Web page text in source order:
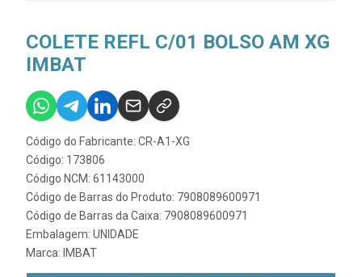
COLETE REFL C/01 BOLSO AM XG
IMBAT
Código do Fabricante: CR-A1-XG
Código: 173806
Código NCM: 61143000
Código de Barras do Produto: 7908089600971
Código de Barras da Caixa: 7908089600971
Embalagem: UNIDADE
Marca: IMBAT